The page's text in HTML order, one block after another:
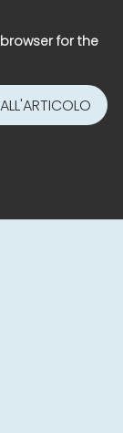
for the